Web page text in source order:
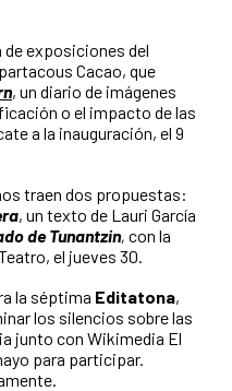
de exposiciones del
Cacao, que
, un diario de imágenes
o el impacto de las
a la inauguración, el 9
traen dos propuestas:
, un texto de Lauri García
de Tunantzin, con la
el jueves 30.
la séptima Editatona,
los silencios sobre las
junto con Wikimedia El
para participar.